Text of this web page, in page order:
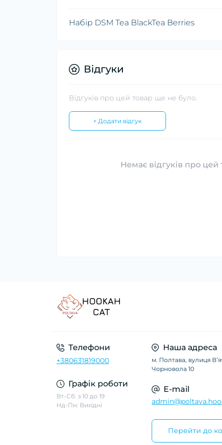
Набір DSM Tea BlackTea Berries
Відгуки
Відгуків про цей товар ще не було.
+ Додати відгук
Немає відгуків про цей
Телефони
+380631819000
Графік роботи
Вт-Сб: з 10 до 19
Нд-Пн: Вихідні
Наша адреса
м. Полтава, вулиця
Чорновола 10
E-mail
Перейти до